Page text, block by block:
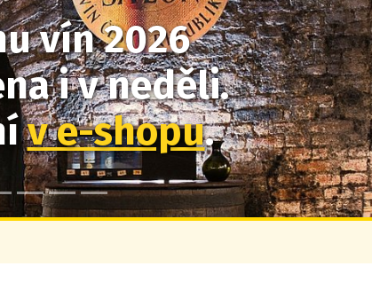
vín 2026
i v neděli.
v e-shopu.